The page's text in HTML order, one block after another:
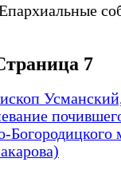
7
Богородицкого